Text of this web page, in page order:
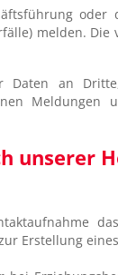
melden.
Daten an
unserer
Erstellung